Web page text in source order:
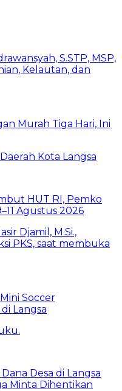
Murah Tiga Hari, Ini
HUT RI, Pemko
Agustus 2026
Soccer
Langsa
Desa di Langsa
Minta Dihentikan